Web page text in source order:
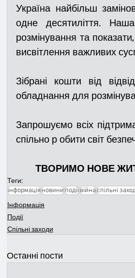
Україна найбільш
одне десятиліття.
розмінування та
висвітлення важливих
Зібрані кошти від
обладнання для
Запрошуємо всіх
спільно р обити світ
ТВОРИМО НОВЕ
Теги:
інформаціяновиниподіївійнаспільні
Інформація
Події
Спільні заходи
Останні пости